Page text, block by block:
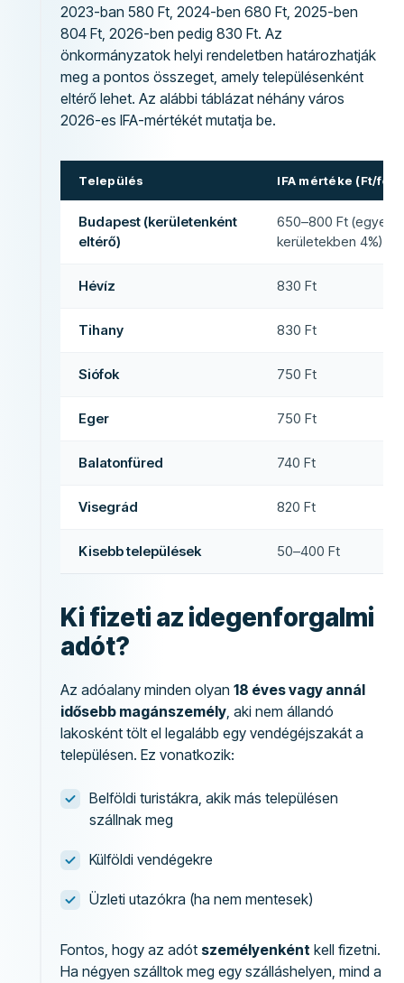
2023-ban 580 Ft, 2024-ben 680 Ft, 2025-ben
804 Ft, 2026-ben pedig 830 Ft. Az
önkormányzatok helyi rendeletben határozhatják
meg a pontos összeget, amely településenként
eltérő lehet. Az alábbi táblázat néhány város
2026-es IFA-mértékét mutatja be.
Település IFA mértéke (Ft/fő/
Budapest (kerületenként
eltérő)
650–800 Ft (egyes
kerületekben 4%)
Hévíz 830 Ft
Tihany 830 Ft
Siófok 750 Ft
Eger 750 Ft
Balatonfüred 740 Ft
Visegrád 820 Ft
Kisebb települések 50–400 Ft
Ki fizeti az idegenforgalmi
adót?
Az adóalany minden olyan18 éves vagy annál
idősebb magánszemély, aki nem állandó
lakosként tölt el legalább egy vendégéjszakát a
településen. Ez vonatkozik:
Belföldi turistákra, akik más településen
szállnak meg
Külföldi vendégekre
Üzleti utazókra (ha nem mentesek)
Fontos, hogy az adót személyenként kell fizetni.
Ha négyen szálltok meg egy szálláshelyen, mind a